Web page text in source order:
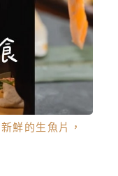
鮮的生魚片，